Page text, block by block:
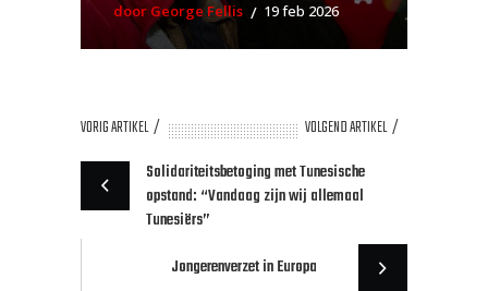
door George Fellis 19 feb 2026
VORIG ARTIKEL
VOLGEND ARTIKEL
Solidariteitsbetoging met Tunesische
opstand: “Vandaag zijn wij allemaal
Tunesiërs”
Jongerenverzet in Europa